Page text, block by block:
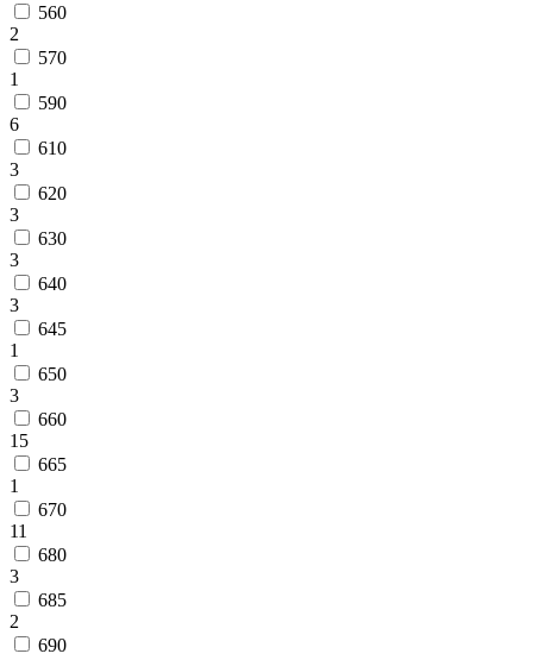
560
2
570
1
590
6
610
3
620
3
630
3
640
3
645
1
650
3
660
15
665
1
670
11
680
3
685
2
690